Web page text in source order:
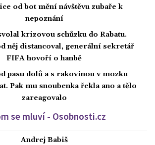
od bot mění návštěvu zubaře k
nepoznání
krizovou schůzku do Rabatu.
něj distancoval, generální sekretář
FIFA hovoří o hanbě
pasu dolů a s rakovinou v mozku
Pak mu snoubenka řekla ano a tělo
zareagovalo
se mluví - Osobnosti.cz
Andrej Babiš